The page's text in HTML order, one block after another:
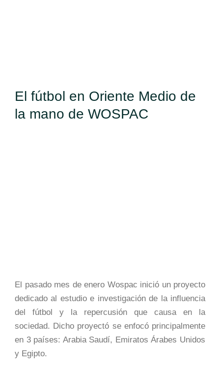
El fútbol en Oriente Medio de
la mano de WOSPAC
El pasado mes de enero Wospac inició un proyecto
dedicado al estudio e investigación de la influencia
del fútbol y la repercusión que causa en la
sociedad. Dicho proyectó se enfocó principalmente
en 3 países: Arabia Saudí, Emiratos Árabes Unidos
y Egipto.